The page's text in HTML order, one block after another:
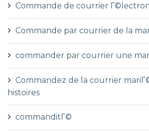
Commande de courrier
Commande par courrier de la
commander par courrier une
Commandez de la courrier
histoires
commanditГ©